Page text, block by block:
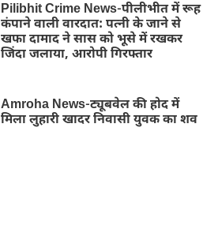
Pilibhit Crime News-पीलीभीत में रूह
कंपाने वाली वारदात: पत्नी के जाने से
खफा दामाद ने सास को भूसे में रखकर
जिंदा जलाया, आरोपी गिरफ्तार
Amroha News-ट्यूबवेल की होद में
मिला लुहारी खादर निवासी युवक का शव